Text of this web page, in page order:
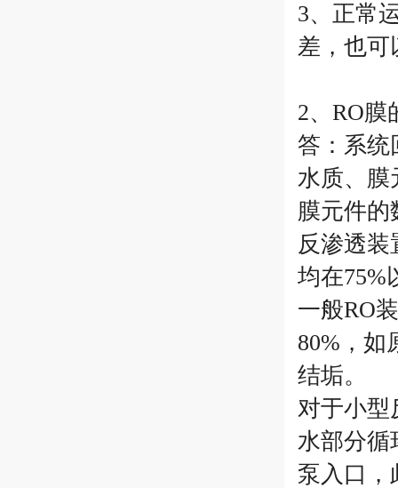
3、正常
差，也可
2、RO膜
答：系统
水质、膜
膜元件
反渗透
均在75%
一般RO
80%，如
结垢。
对于小型
水部分循
泵入口，